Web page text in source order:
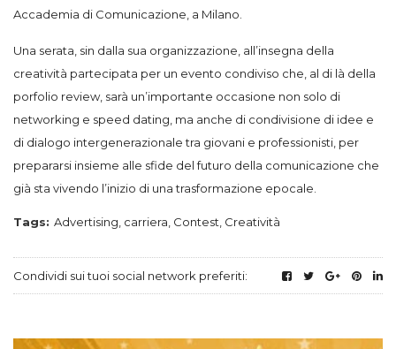
Accademia di Comunicazione, a Milano.
Una serata, sin dalla sua organizzazione, all’insegna della
creatività partecipata per un evento condiviso che, al di là della
porfolio review, sarà un’importante occasione non solo di
networking e speed dating, ma anche di condivisione di idee e
di dialogo intergenerazionale tra giovani e professionisti, per
prepararsi insieme alle sfide del futuro della comunicazione che
già sta vivendo l’inizio di una trasformazione epocale.
Tags: Advertising carriera Contest Creatività
Condividi sui tuoi social network preferiti: